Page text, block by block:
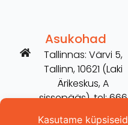
Asukohad
Tallinnas: Värvi 5,
Tallinn, 10621 (Laki
Ärikeskus, A
sissepääs), tel: 666